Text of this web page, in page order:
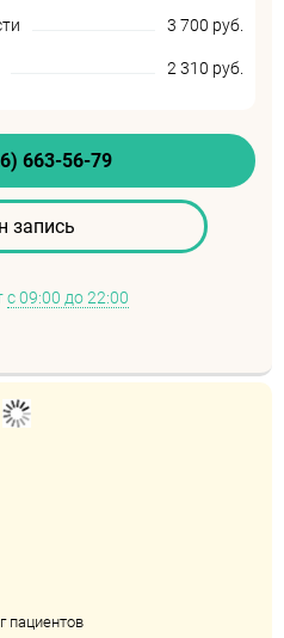
3 700 руб.
2 310 руб.
663-56-79
запись
с 09:00 до 22:00
пациентов